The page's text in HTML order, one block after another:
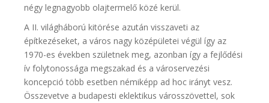
négy legnagyobb olajtermelő közé kerül.
A II. világháború kitörése azután visszaveti az
építkezéseket, a város nagy középületei végül így az
1970-es években születnek meg, azonban így a fejlődési
ív folytonossága megszakad és a városervezési
koncepció több esetben némiképp ad hoc irányt vesz.
Összevetve a budapesti eklektikus városszövettel, sok